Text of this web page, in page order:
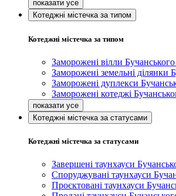
Котеджні містечка за типом
Котеджні містечка за типом
Заморожені вілли
Заморожені земельні ділянки
Заморожені дуплекси
Заморожені котеджі
Котеджні містечка за статусами
Котеджні містечка за статусами
Завершені таунхауси
Споруджувані таунхауси
Проєктовані таунхауси